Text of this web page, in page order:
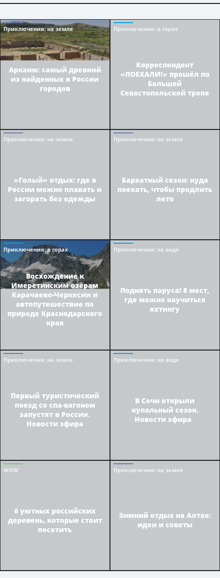
Приключения: на земле
Аркаим: самый древний
из найденных в России
городов
Приключения: в горах
Корреспондент
«ПОЕХАЛИ!» прошёл по
Большой
Севастопольской тропе
Приключения: на земле
«Голый» отдых: где в
России можно плавать и
загорать без одежды
Приключения: на земле
Бархатный сезон: куда
поехать, чтобы продлить
лето
Приключения: в горах
Восхождение к
Имеретинским озёрам
Карачаево-Черкесии и
автопутешествие по
природе Краснодарского
края
Приключения: на воде
Поднять паруса! 8 мест,
где можно научиться
яхтингу
Приключения: на земле
Первый туристический
поезд со спа-вагоном
запустят в России.
Новости эфира
Приключения: на воде
В Сочи открыли
купальный сезон.
Новости эфира
WOW
6 уютных российских
деревень, которые стоит
посетить
Приключения: на земле
Зимний отдых на Алтае:
идеи и советы